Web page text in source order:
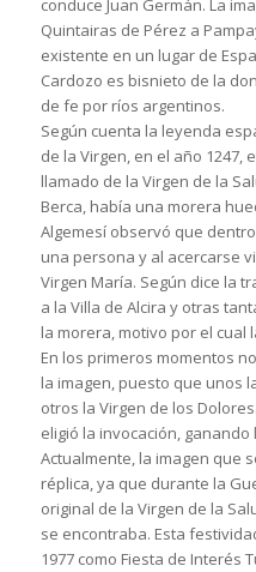
conduce Juan Germán. La
Quintairas de Pérez a
existente en un lugar de
Cardozo es bisnieto de la
de fe por ríos argentinos.
Según cuenta la leyenda
de la Virgen, en el año 1247,
llamado de la Virgen de la
Berca, había una morera
Algemesí observó que
una persona y al acercarse
Virgen María. Según dice la
a la Villa de Alcira y otras
la morera, motivo por el cual
En los primeros momentos
la imagen, puesto que unos
otros la Virgen de los
eligió la invocación,
Actualmente, la imagen que
réplica, ya que durante la
original de la Virgen de la
se encontraba. Esta
1977 como Fiesta de Interés